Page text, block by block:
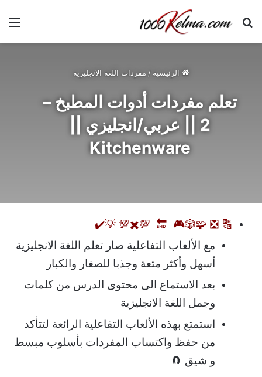
بحث عن
الرئيسية / مفردات اللغة الانجليزية
تعلم مفردات أدوات المطبخ –
2 || عربي/انجليزي ||
Kitchenware
🔠
❎
🧩🎲🎮 🔚 💯✖️💯
💡✔️
مع الألعاب التفاعلية صار تعلم اللغة الانجليزية
أسهل وأكثر متعة وجذبا للصغار والكبار
بعد الاستماع الى محتوى الدرس من كلمات
وجمل اللغة الانجليزية
استمتع بهذه الألعاب التفاعلية الرائعة لتتأكد
من حفظ واكتساب المفردات بأسلوب مبسط
و شيق 🧲